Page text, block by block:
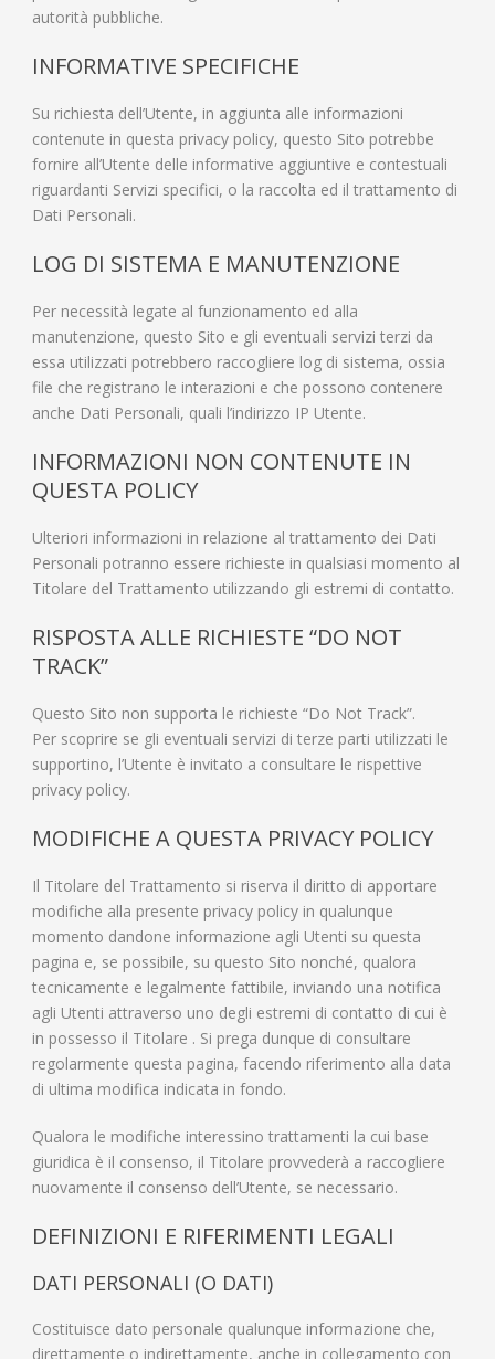
autorità pubbliche.
INFORMATIVE SPECIFICHE
Su richiesta dell’Utente, in aggiunta alle informazioni
contenute in questa privacy policy, questo Sito potrebbe
fornire all’Utente delle informative aggiuntive e contestuali
riguardanti Servizi specifici, o la raccolta ed il trattamento di
Dati Personali.
LOG DI SISTEMA E MANUTENZIONE
Per necessità legate al funzionamento ed alla
manutenzione, questo Sito e gli eventuali servizi terzi da
essa utilizzati potrebbero raccogliere log di sistema, ossia
file che registrano le interazioni e che possono contenere
anche Dati Personali, quali l’indirizzo IP Utente.
INFORMAZIONI NON CONTENUTE IN
QUESTA POLICY
Ulteriori informazioni in relazione al trattamento dei Dati
Personali potranno essere richieste in qualsiasi momento al
Titolare del Trattamento utilizzando gli estremi di contatto.
RISPOSTA ALLE RICHIESTE “DO NOT
TRACK”
Questo Sito non supporta le richieste “Do Not Track”.
Per scoprire se gli eventuali servizi di terze parti utilizzati le
supportino, l’Utente è invitato a consultare le rispettive
privacy policy.
MODIFICHE A QUESTA PRIVACY POLICY
Il Titolare del Trattamento si riserva il diritto di apportare
modifiche alla presente privacy policy in qualunque
momento dandone informazione agli Utenti su questa
pagina e, se possibile, su questo Sito nonché, qualora
tecnicamente e legalmente fattibile, inviando una notifica
agli Utenti attraverso uno degli estremi di contatto di cui è
in possesso il Titolare . Si prega dunque di consultare
regolarmente questa pagina, facendo riferimento alla data
di ultima modifica indicata in fondo.
Qualora le modifiche interessino trattamenti la cui base
giuridica è il consenso, il Titolare provvederà a raccogliere
nuovamente il consenso dell’Utente, se necessario.
DEFINIZIONI E RIFERIMENTI LEGALI
DATI PERSONALI (O DATI)
Costituisce dato personale qualunque informazione che,
direttamente o indirettamente, anche in collegamento con